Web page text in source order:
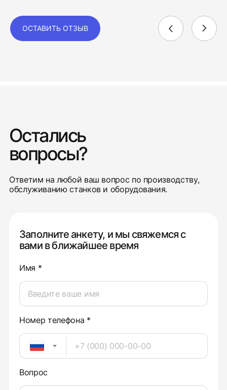
ОСТАВИТЬ ОТЗЫВ
Остались
вопросы?
Ответим на любой ваш вопрос по производству,
обслуживанию станков и оборудования.
Заполните анкету, и мы свяжемся с
вами в ближайшее время
Имя *
Номер телефона *
Вопрос